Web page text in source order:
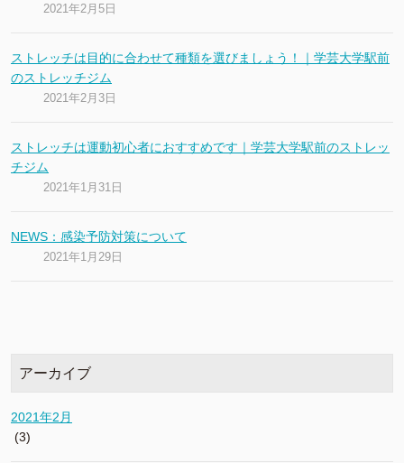
2021年2月5日
ストレッチは目的に合わせて種類を選びましょう！｜学芸大学駅前
のストレッチジム
2021年2月3日
ストレッチは運動初心者におすすめです｜学芸大学駅前のストレッ
チジム
2021年1月31日
NEWS：感染予防対策について
2021年1月29日
アーカイブ
2021年2月
(3)